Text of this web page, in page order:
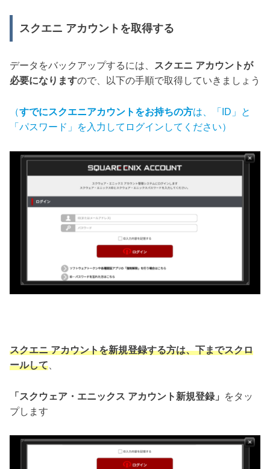
スクエニ アカウントを取得する
データをバックアップするには、
スクエニ アカウントが
必要になりますので、以下の手順で取得していきましょう
（すでにスクエニアカウントをお持ちの方は、「ID」と
「パスワード」を入力してログインしてください）
スクエニ アカウントを新規登録する方は、下までスクロ
ールして
「スクウェア・エニックス アカウント新規登録」
をタッ
プします